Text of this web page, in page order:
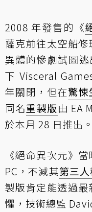
2008 年發售的《
薩克前往太空船
異體的慘劇試圖
下 Visceral
年關閉，但在驚悚
同名重製版由 EA
於本月 28 日推出。
《絕命異次元》
PC，不減其第三
製版肯定能透過
懼，技術總監